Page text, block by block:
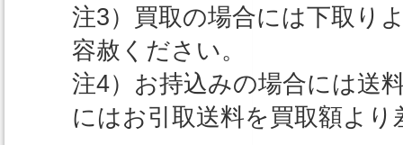
注3）買取の場合には下取り
容赦ください。
注4）お持込みの場合には送
にはお引取送料を買取額よ